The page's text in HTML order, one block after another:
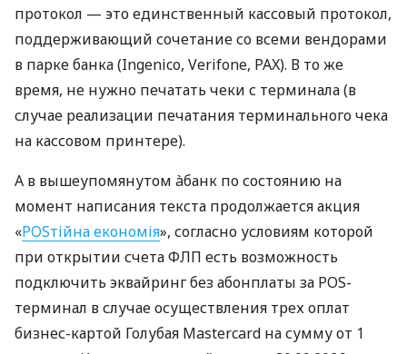
протокол — это единственный кассовый протокол,
поддерживающий сочетание со всеми вендорами
в парке банка (Ingenico, Verifone, PAX). В то же
время, не нужно печатать чеки с терминала (в
случае реализации печатания терминального чека
на кассовом принтере).
А в вышеупомянутом àбанк по состоянию на
момент написания текста продолжается акция
«POSтійна економія», согласно условиям которой
при открытии счета ФЛП есть возможность
подключить эквайринг без абонплаты за POS-
терминал в случае осуществления трех оплат
бизнес-картой Голубая Mastercard на сумму от 1